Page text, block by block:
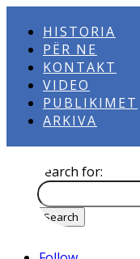
HISTORIA
PËR NE
KONTAKT
VIDEO
PUBLIKIMET
ARKIVA
Search for: